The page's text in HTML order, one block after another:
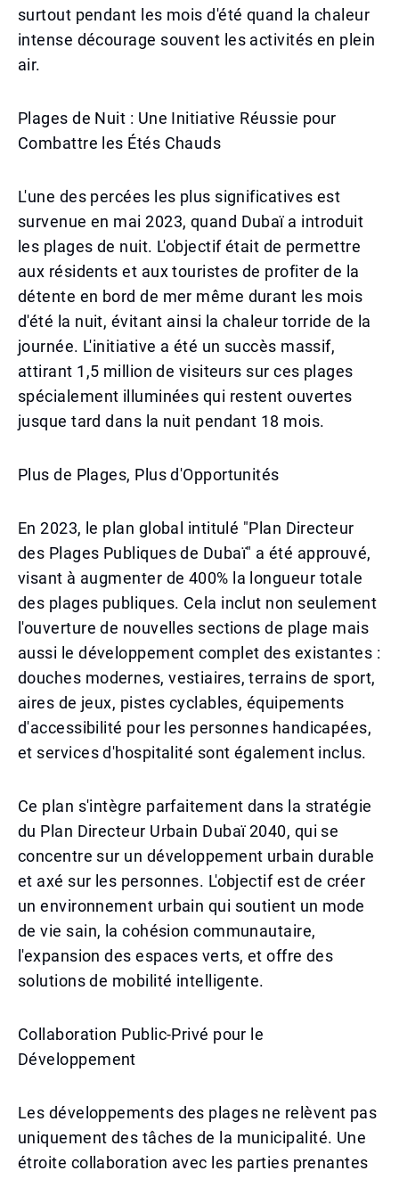
surtout pendant les mois d'été quand la chaleur
intense décourage souvent les activités en plein
air.
Plages de Nuit : Une Initiative Réussie pour
Combattre les Étés Chauds
L'une des percées les plus significatives est
survenue en mai 2023, quand Dubaï a introduit
les plages de nuit. L'objectif était de permettre
aux résidents et aux touristes de profiter de la
détente en bord de mer même durant les mois
d'été la nuit, évitant ainsi la chaleur torride de la
journée. L'initiative a été un succès massif,
attirant 1,5 million de visiteurs sur ces plages
spécialement illuminées qui restent ouvertes
jusque tard dans la nuit pendant 18 mois.
Plus de Plages, Plus d'Opportunités
En 2023, le plan global intitulé "Plan Directeur
des Plages Publiques de Dubaï" a été approuvé,
visant à augmenter de 400% la longueur totale
des plages publiques. Cela inclut non seulement
l'ouverture de nouvelles sections de plage mais
aussi le développement complet des existantes :
douches modernes, vestiaires, terrains de sport,
aires de jeux, pistes cyclables, équipements
d'accessibilité pour les personnes handicapées,
et services d'hospitalité sont également inclus.
Ce plan s'intègre parfaitement dans la stratégie
du Plan Directeur Urbain Dubaï 2040, qui se
concentre sur un développement urbain durable
et axé sur les personnes. L'objectif est de créer
un environnement urbain qui soutient un mode
de vie sain, la cohésion communautaire,
l'expansion des espaces verts, et offre des
solutions de mobilité intelligente.
Collaboration Public-Privé pour le
Développement
Les développements des plages ne relèvent pas
uniquement des tâches de la municipalité. Une
étroite collaboration avec les parties prenantes